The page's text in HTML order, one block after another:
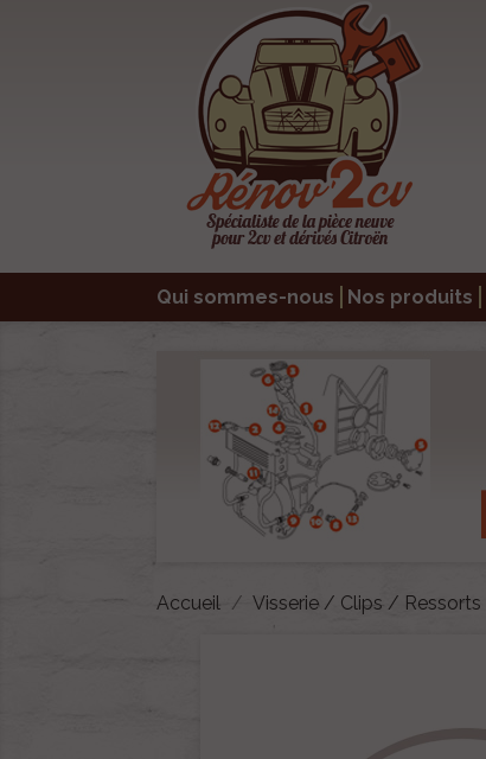
Qui sommes-nous Nos produits
Accueil Visserie / Clips / Ressorts